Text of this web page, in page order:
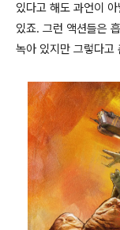
있다고 해도 과언이
있죠. 그런 액션들은
녹아 있지만 그렇다고